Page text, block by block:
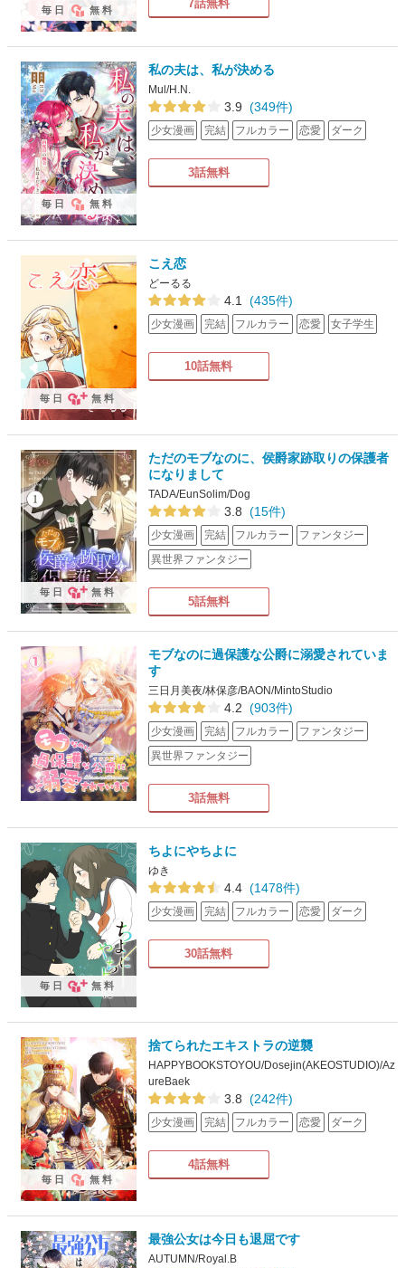
7話無料
毎日 無料
私の夫は、私が決める
Mul/H.N.
3.9 (349件)
少女漫画 完結 フルカラー 恋愛 ダーク
3話無料
毎日 無料
こえ恋
どーるる
4.1 (435件)
少女漫画 完結 フルカラー 恋愛 女子学生
10話無料
毎日 無料
ただのモブなのに、侯爵家跡取りの保護者
になりまして
TADA/EunSolim/Dog
3.8 (15件)
少女漫画 完結 フルカラー
ファンタジー
異世界ファンタジー
5話無料
毎日 無料
モブなのに過保護な公爵に溺愛されていま
す
三日月美夜/林保彦/BAON/MintoStudio
4.2 (903件)
少女漫画 完結 フルカラー
ファンタジー
異世界ファンタジー
3話無料
ちよにやちよに
ゆき
4.4 (1478件)
少女漫画 完結 フルカラー 恋愛 ダーク
30話無料
毎日 無料
捨てられたエキストラの逆襲
HAPPYBOOKSTOYOU/Dosejin(AKEOSTUDIO)/Az
ureBaek
3.8 (242件)
少女漫画 完結 フルカラー 恋愛 ダーク
4話無料
毎日 無料
最強公女は今日も退屈です
AUTUMN/Royal.B